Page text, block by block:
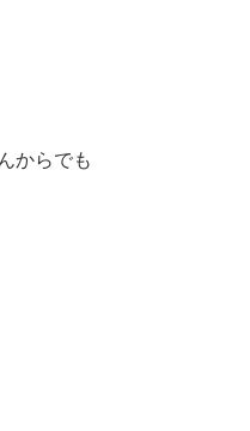
からでも